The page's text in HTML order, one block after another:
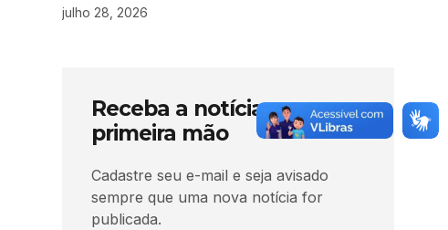
julho 28, 2026
Receba a notícia em
primeira mão
Cadastre seu e-mail e seja avisado
sempre que uma nova notícia for
publicada.